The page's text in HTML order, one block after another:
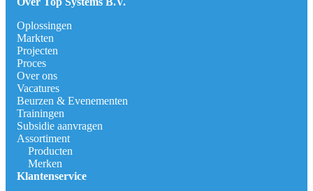
Oplossingen
Markten
Projecten
Proces
Over ons
Vacatures
Beurzen & Evenementen
Trainingen
Subsidie aanvragen
Assortiment
Producten
Merken
Klantenservice